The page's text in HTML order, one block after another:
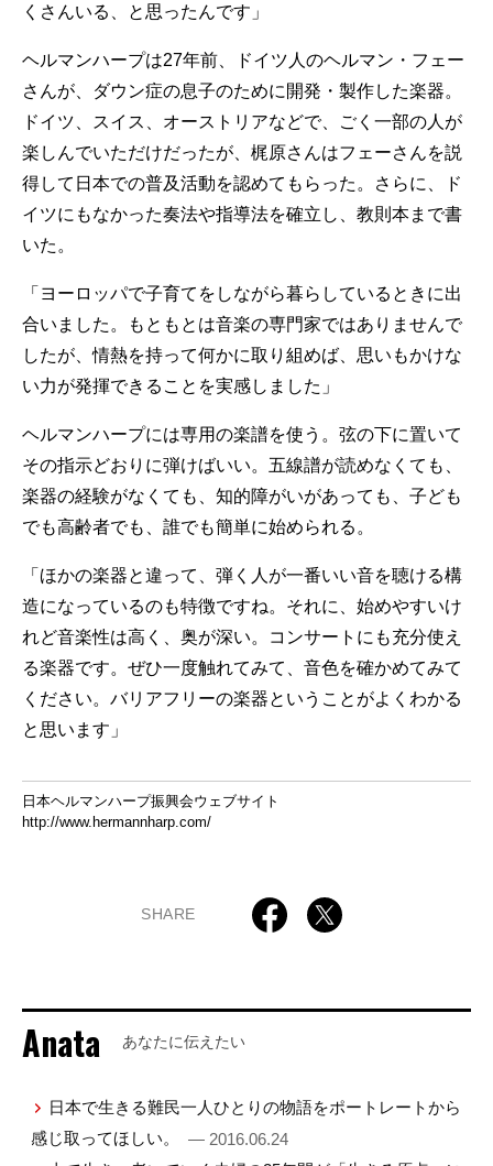
くさんいる、と思ったんです」
ヘルマンハープは27年前、ドイツ人のヘルマン・フェー
さんが、ダウン症の息子のために開発・製作した楽器。
ドイツ、スイス、オーストリアなどで、ごく一部の人が
楽しんでいただけだったが、梶原さんはフェーさんを説
得して日本での普及活動を認めてもらった。さらに、ド
イツにもなかった奏法や指導法を確立し、教則本まで書
いた。
「ヨーロッパで子育てをしながら暮らしているときに出
合いました。もともとは音楽の専門家ではありませんで
したが、情熱を持って何かに取り組めば、思いもかけな
い力が発揮できることを実感しました」
ヘルマンハープには専用の楽譜を使う。弦の下に置いて
その指示どおりに弾けばいい。五線譜が読めなくても、
楽器の経験がなくても、知的障がいがあっても、子ども
でも高齢者でも、誰でも簡単に始められる。
「ほかの楽器と違って、弾く人が一番いい音を聴ける構
造になっているのも特徴ですね。それに、始めやすいけ
れど音楽性は高く、奥が深い。コンサートにも充分使え
る楽器です。ぜひ一度触れてみて、音色を確かめてみて
ください。バリアフリーの楽器ということがよくわかる
と思います」
日本ヘルマンハープ振興会ウェブサイト
http://www.hermannharp.com/
SHARE
Anata あなたに伝えたい
日本で生きる難民一人ひとりの物語をポートレートから
感じ取ってほしい。
— 2016.06.24